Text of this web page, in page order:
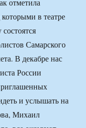
отметила
в театре
Самарского
В декабре нас
России
и услышать на
Михаил